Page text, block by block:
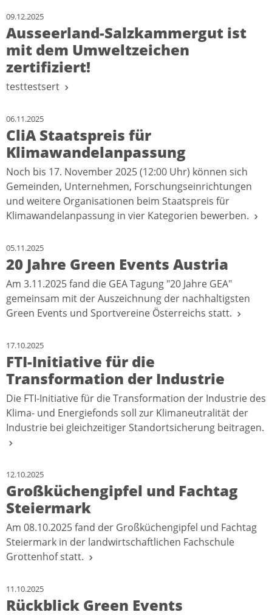
09.12.2025
Ausseerland-Salzkammergut ist
mit dem Umweltzeichen
zertifiziert!
testtestsert
06.11.2025
CliA Staatspreis für
Klimawandelanpassung
Noch bis 17. November 2025 (12:00 Uhr) können sich
Gemeinden, Unternehmen, Forschungseinrichtungen
und weitere Organisationen beim Staatspreis für
Klimawandelanpassung in vier Kategorien bewerben.
05.11.2025
20 Jahre Green Events Austria
Am 3.11.2025 fand die GEA Tagung "20 Jahre GEA"
gemeinsam mit der Auszeichnung der nachhaltigsten
Green Events und Sportvereine Österreichs statt.
17.10.2025
FTI-Initiative für die
Transformation der Industrie
Die FTI-Initiative für die Transformation der Industrie des
Klima- und Energiefonds soll zur Klimaneutralität der
Industrie bei gleichzeitiger Standortsicherung beitragen.
12.10.2025
Großküchengipfel und Fachtag
Steiermark
Am 08.10.2025 fand der Großküchengipfel und Fachtag
Steiermark in der landwirtschaftlichen Fachschule
Grottenhof statt.
11.10.2025
Rückblick Green Events